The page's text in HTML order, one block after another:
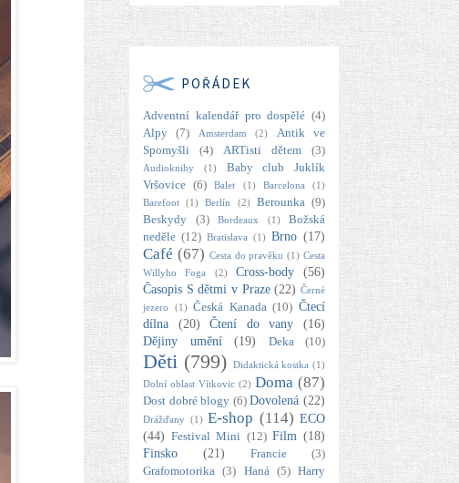
POŘÁDEK
Adventní kalendář pro dospělé (4)
Alpy
(7) Amsterdam (2)
Antik ve
Spomyšli
(4) ARTisti dětem (3)
Audioknihy (1)
Baby club Juklík
Vršovice (6) Balet (1) Barcelona
(1)
Barefoot
(1) Berlín (2) Berounka (9)
Beskydy
(3) Bordeaux (1)
Božská
neděle (12) Bratislava (1) Brno (17)
Café (67) Cesta do pravěku (1) Cesta
Willyho Foga
(2) Cross-body
(56)
Časopis S dětmi v Praze (22) Černé
jezero
(1) Česká Kanada (10) Čtecí
dílna
(20) Čtení do vany
(16)
Dějiny umění
(19) Deka (10)
Děti (799) Didaktická kostka (1)
Dolní oblast Vítkovic (2) Doma (87)
Dost dobré blogy (6) Dovolená (22)
Drážďany (1) E-shop (114) ECO
(44) Festival Mini (12) Film (18)
Finsko
(21) Francie
(3)
Grafomotorika (3) Haná (5) Harry